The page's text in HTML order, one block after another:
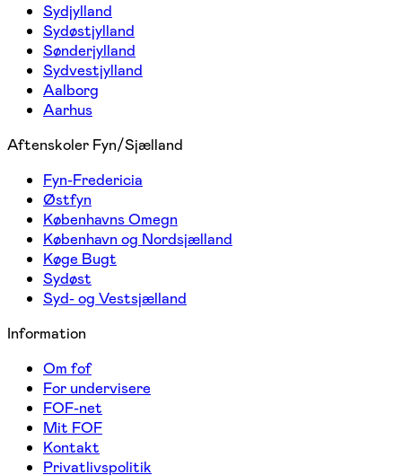
Sydjylland
Sydøstjylland
Sønderjylland
Sydvestjylland
Aalborg
Aarhus
Aftenskoler Fyn/Sjælland
Fyn-Fredericia
Østfyn
Københavns Omegn
København og Nordsjælland
Køge Bugt
Sydøst
Syd- og Vestsjælland
Information
Om fof
For undervisere
FOF-net
Mit FOF
Kontakt
Privatlivspolitik